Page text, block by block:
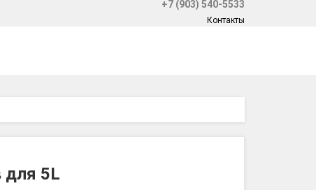
+7 (903) 540-5533
Контакты
для 5L